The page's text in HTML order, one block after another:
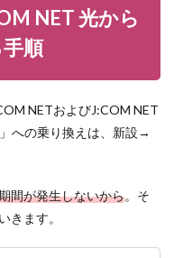
NET 光から
順
NETおよびJ:COM NET
への乗り換えは、新設→
間が発生しないから。そ
きます。